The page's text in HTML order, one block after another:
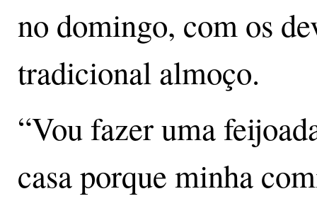
no domingo, com os
tradicional almoço.
“Vou fazer uma
casa porque minha